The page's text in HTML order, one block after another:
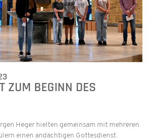
ZUM BEGINN DES
Heger hielten gemeinsam mit mehreren
einen andächtigen Gottesdienst.